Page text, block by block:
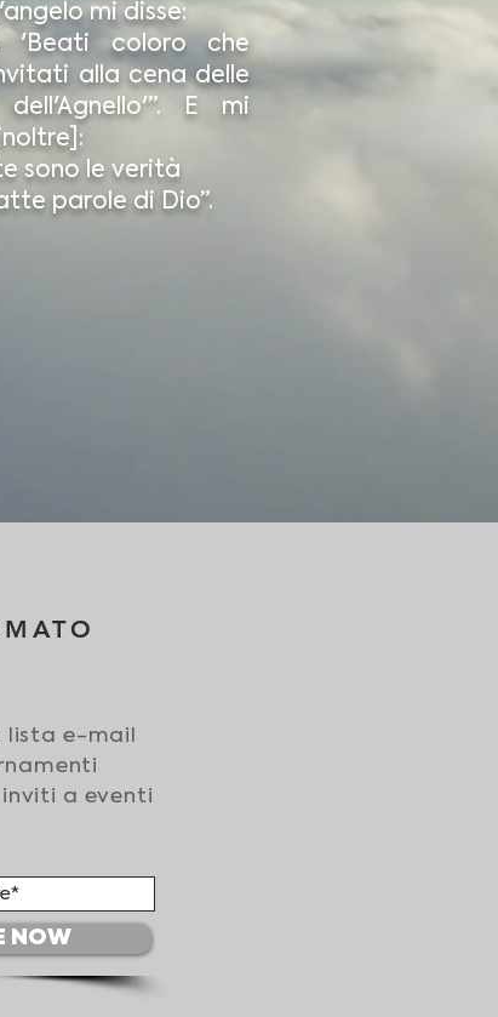
mi disse:
'Beati coloro che
alla cena delle
dell'Agnello'”. E mi
sono le verità
parole di Dio”.
lista e-mail
a eventi
NOW